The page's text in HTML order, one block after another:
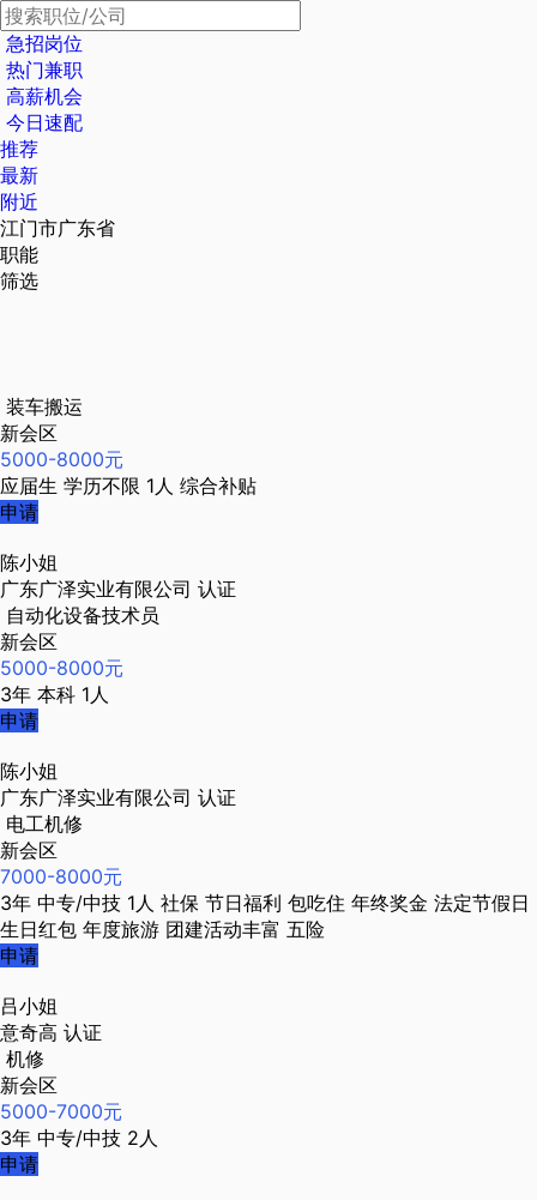
急招岗位
热门兼职
高薪机会
今日速配
推荐
最新
附近
江门市广东省
职能
筛选
装车搬运
新会区
5000-8000元
应届生 学历不限 1人 综合补贴
申请
陈小姐
广东广泽实业有限公司 认证
自动化设备技术员
新会区
5000-8000元
3年 本科 1人
申请
陈小姐
广东广泽实业有限公司 认证
电工机修
新会区
7000-8000元
3年 中专/中技 1人 社保 节日福利 包吃住 年终奖金 法定节假日
生日红包 年度旅游 团建活动丰富 五险
申请
吕小姐
意奇高 认证
机修
新会区
5000-7000元
3年 中专/中技 2人
申请